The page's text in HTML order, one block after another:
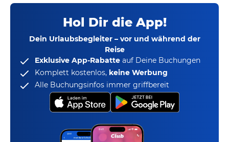
Hol Dir die App!
Dein Urlaubsbegleiter – vor und während der
Reise
Exklusive App-Rabatte auf Deine Buchungen
Komplett kostenlos, keine Werbung
Alle Buchungsinfos immer griffbereit